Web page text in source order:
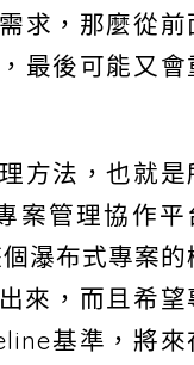
求，那麼從前
最後可能又會
方法，也就是
案管理協作平
瀑布式專案的
來，而且希望
基準，將來